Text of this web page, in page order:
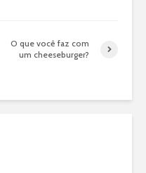
O que você faz com
um cheeseburger?